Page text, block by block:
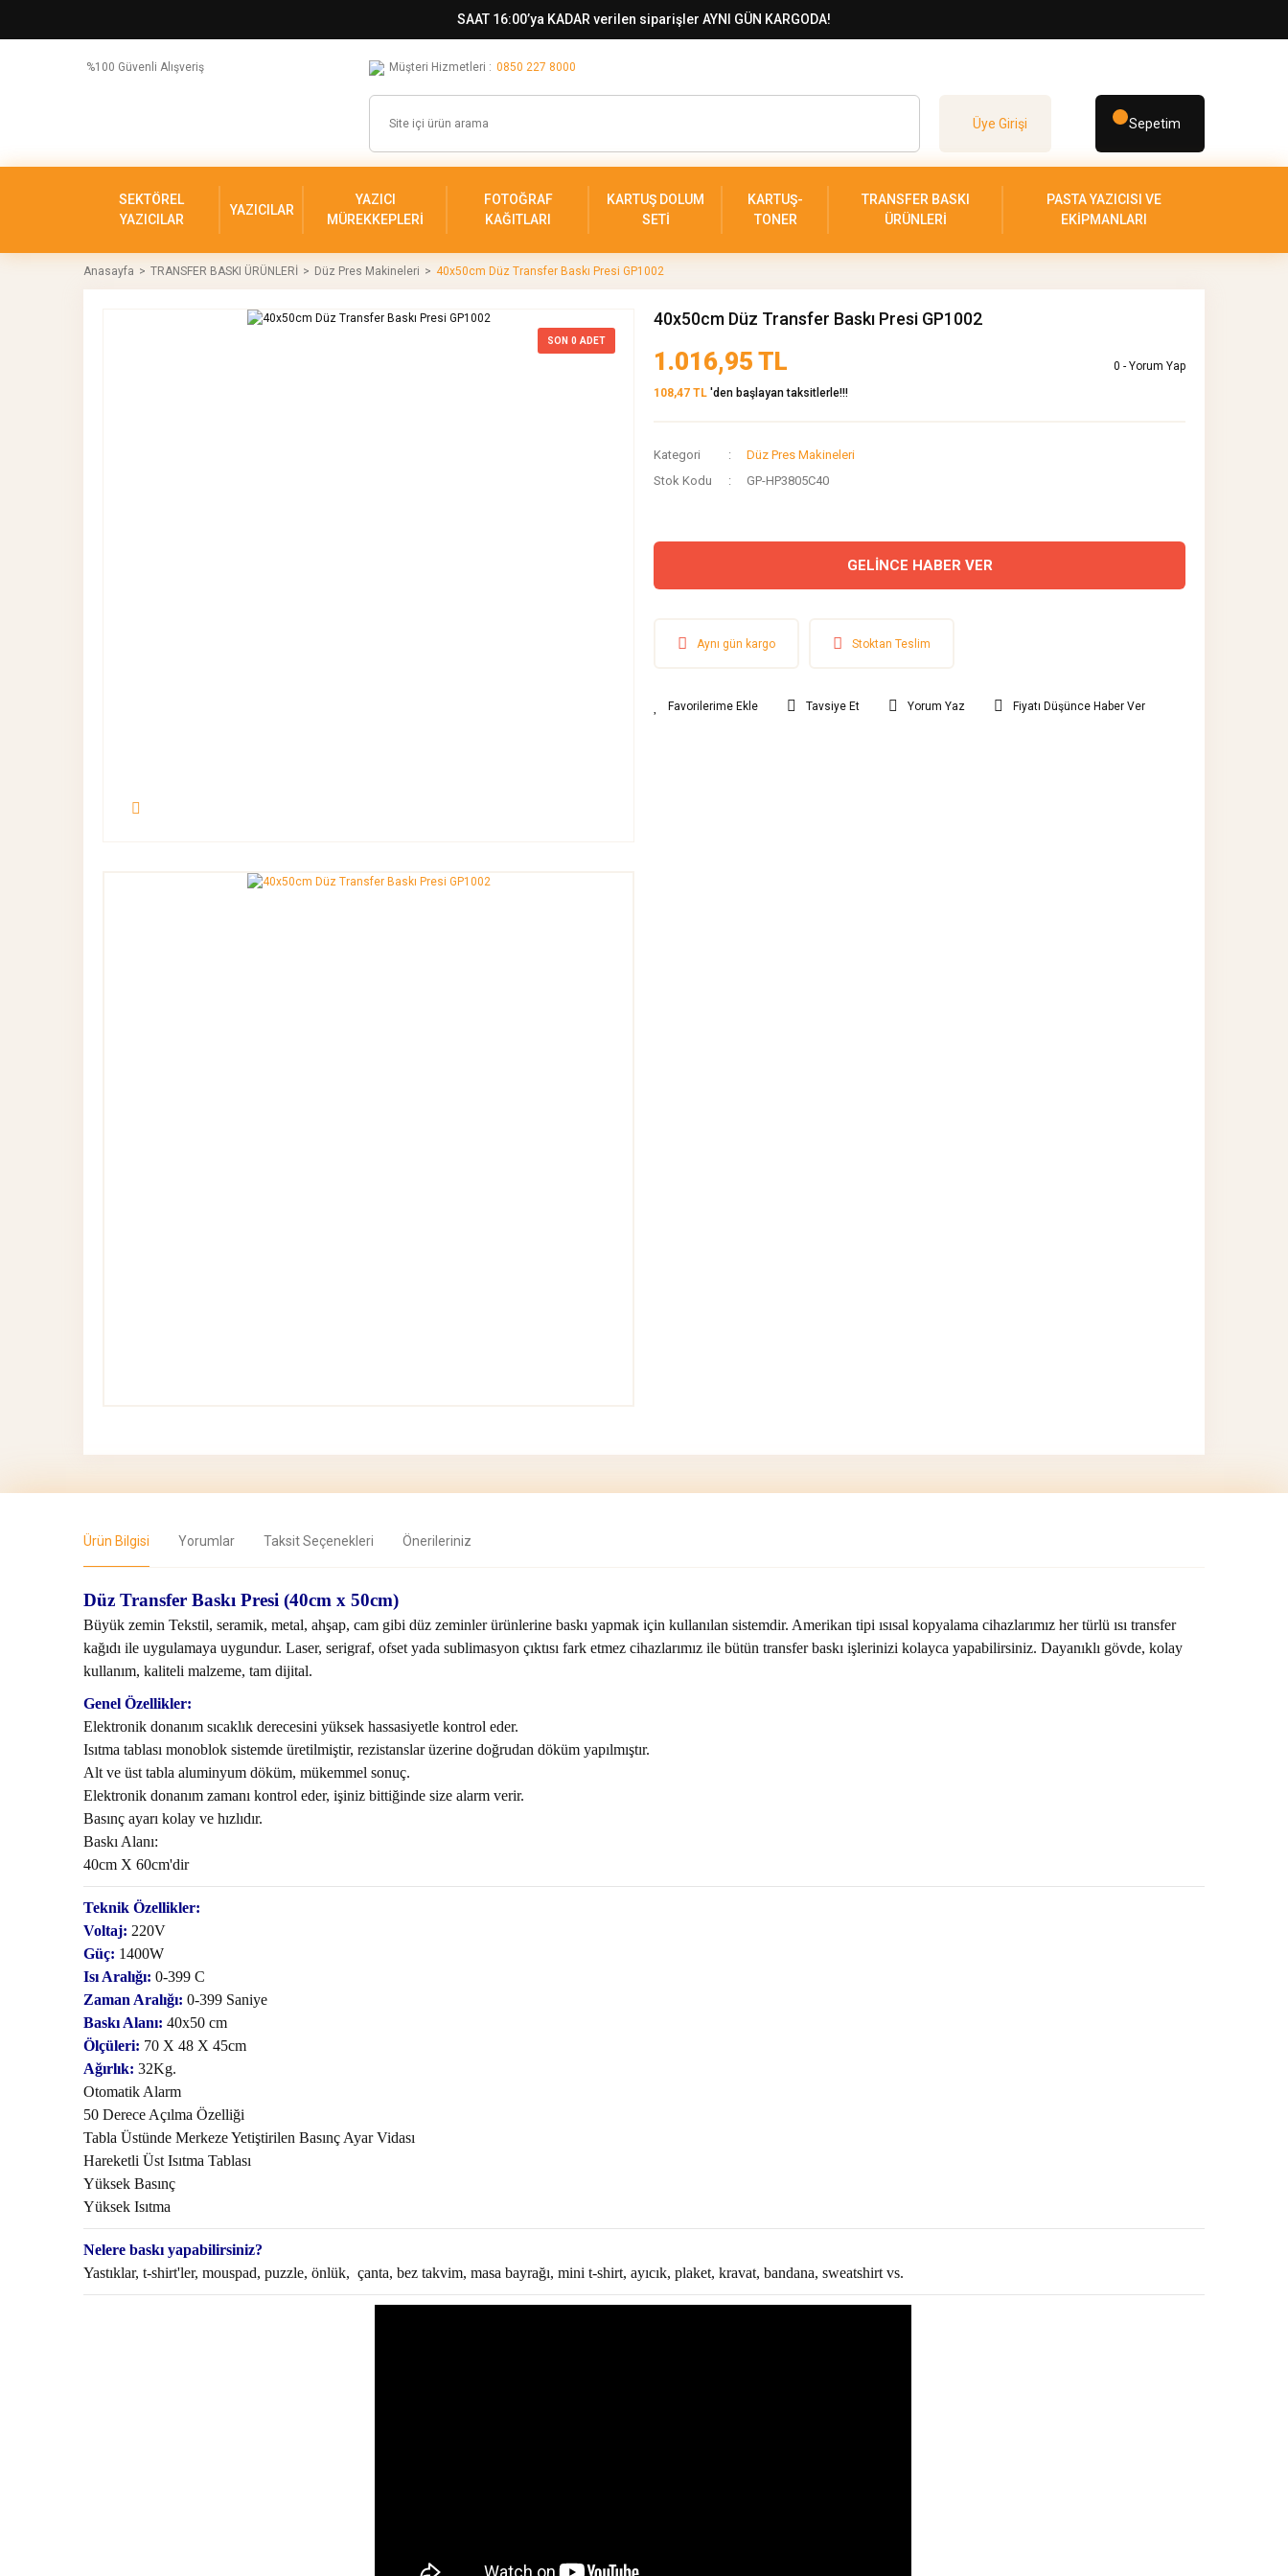
SAAT 16:00’ya KADAR verilen siparişler AYNI GÜN KARGODA!
%100 Güvenli Alışveriş Müşteri Hizmetleri : 0850 227 8000
Üye Girişi Sepetim
SEKTÖREL
YAZICILAR
YAZICILAR
YAZICI
MÜREKKEPLERİ
FOTOĞRAF
KAĞITLARI
KARTUŞ DOLUM
SETİ
KARTUŞ-
TONER
TRANSFER BASKI
ÜRÜNLERİ
PASTA YAZICISI VE
EKİPMANLARI
Anasayfa TRANSFER BASKI ÜRÜNLERİ Düz Pres Makineleri 40x50cm Düz Transfer Baskı Presi GP1002
SON 0 ADET
40x50cm Düz Transfer Baskı Presi GP1002
1.016,95 TL
0 - Yorum Yap
108,47 TL 'den başlayan taksitlerle!!!
Kategori
Düz Pres Makineleri
Stok Kodu
GP-HP3805C40
GELİNCE HABER VER
Aynı gün kargo Stoktan Teslim
Tavsiye Et Yorum Yaz Fiyatı Düşünce Haber Ver
Ürün Bilgisi Yorumlar Taksit Seçenekleri Önerileriniz
Düz Transfer Baskı Presi (40cm x 50cm)
Büyük zemin Tekstil, seramik, metal, ahşap, cam gibi düz zeminler ürünlerine baskı yapmak için kullanılan sistemdir. Amerikan tipi ısısal kopyalama cihazlarımız her türlü ısı transfer
kağıdı ile uygulamaya uygundur. Laser, serigraf, ofset yada sublimasyon çıktısı fark etmez cihazlarımız ile bütün transfer baskı işlerinizi kolayca yapabilirsiniz. Dayanıklı gövde, kolay
kullanım, kaliteli malzeme, tam dijital.
Genel Özellikler:
Elektronik donanım sıcaklık derecesini yüksek hassasiyetle kontrol eder.
Isıtma tablası monoblok sistemde üretilmiştir, rezistanslar üzerine doğrudan döküm yapılmıştır.
Alt ve üst tabla aluminyum döküm, mükemmel sonuç.
Elektronik donanım zamanı kontrol eder, işiniz bittiğinde size alarm verir.
Basınç ayarı kolay ve hızlıdır.
Baskı Alanı:
40cm X 60cm'dir
Teknik Özellikler:
Voltaj: 220V
Güç: 1400W
Isı Aralığı: 0-399 C
Zaman Aralığı: 0-399 Saniye
Baskı Alanı: 40x50 cm
Ölçüleri: 70 X 48 X 45cm
Ağırlık: 32Kg.
Otomatik Alarm
50 Derece Açılma Özelliği
Tabla Üstünde Merkeze Yetiştirilen Basınç Ayar Vidası
Hareketli Üst Isıtma Tablası
Yüksek Basınç
Yüksek Isıtma
Nelere baskı yapabilirsiniz?
Yastıklar, t-shirt'ler, mouspad, puzzle, önlük, çanta, bez takvim, masa bayrağı, mini t-shirt, ayıcık, plaket, kravat, bandana, sweatshirt vs.